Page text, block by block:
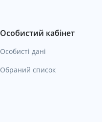
Особистий кабінет
Особисті дані
Обраний список